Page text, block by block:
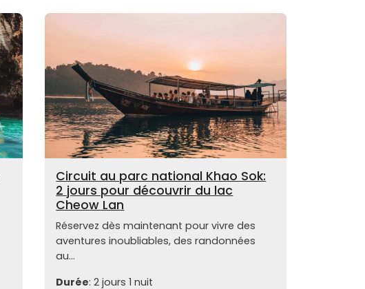
Circuit au parc national Khao Sok:
2 jours pour découvrir du lac
Cheow Lan
Réservez dès maintenant pour vivre des
aventures inoubliables, des randonnées
au...
Durée: 2 jours 1 nuit